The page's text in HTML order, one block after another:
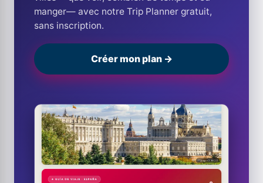
manger— avec notre Trip Planner gratuit,
sans inscription.
Créer mon plan →